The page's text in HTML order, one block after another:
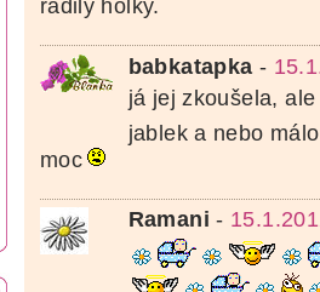
radily holky.
babkatapka -
já jej zkoušela,
jablek a nebo
moc
Ramani -